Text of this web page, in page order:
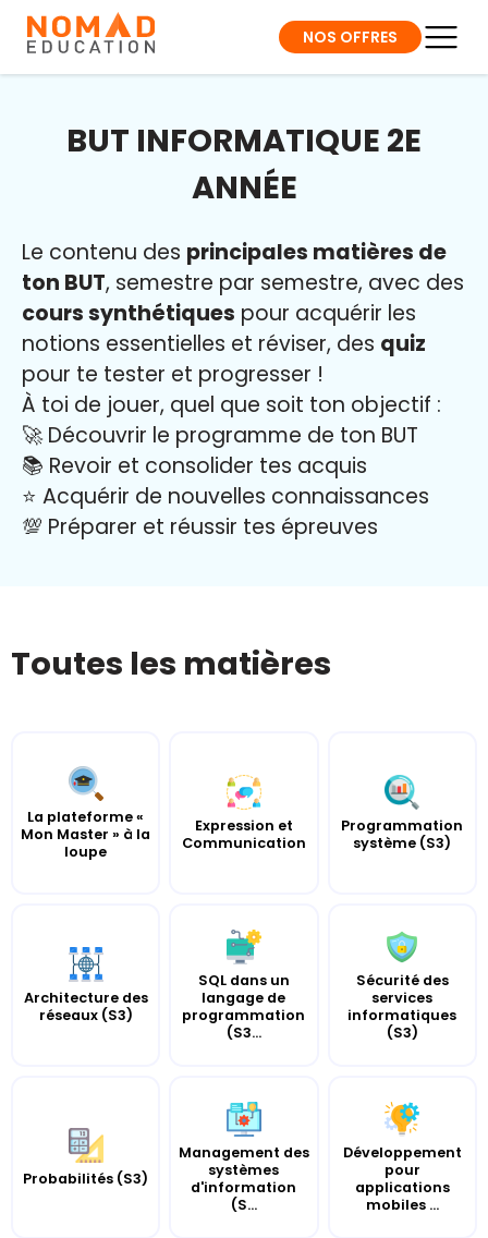
NOS OFFRES
BUT INFORMATIQUE 2E
ANNÉE
Le contenu des principales matières de
ton BUT, semestre par semestre, avec des
cours synthétiques pour acquérir les
notions essentielles et réviser, des quiz
pour te tester et progresser !
À toi de jouer, quel que soit ton objectif :
🚀 Découvrir le programme de ton BUT
📚 Revoir et consolider tes acquis
⭐️ Acquérir de nouvelles connaissances
💯 Préparer et réussir tes épreuves
Toutes les matières
La plateforme «
Mon Master » à la
loupe
Expression et
Communication
Programmation
système (S3)
Architecture des
réseaux (S3)
SQL dans un
langage de
programmation
(S3...
Sécurité des
services
informatiques
(S3)
Probabilités (S3)
Management des
systèmes
d'information
(S...
Développement
pour
applications
mobiles ...